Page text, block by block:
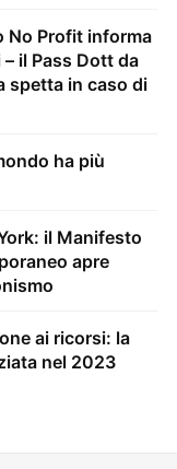
No Profit informa
il Pass Dott da
spetta in caso di
ha più
il Manifesto
apre
ai ricorsi: la
nel 2023